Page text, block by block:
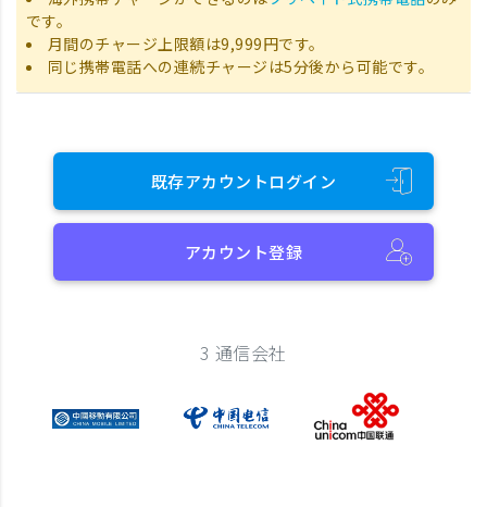
です。
月間のチャージ上限額は9,999円です。
同じ携帯電話への連続チャージは5分後から可能です。
既存アカウントログイン
アカウント登録
3 通信会社